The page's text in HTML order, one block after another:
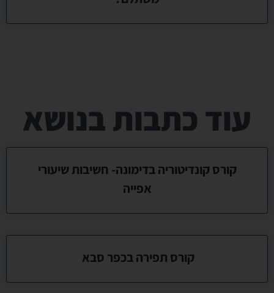
עוד כתבות בנושא
קורס קונדיטוריה בדימונה- חשיבות שיעורי
אפייה
קורס תפירה בכפר סבא